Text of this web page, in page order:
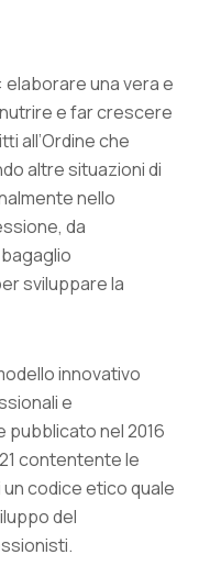
elaborare una vera e
e far crescere
all’Ordine che
altre situazioni di
nello
da
sviluppare la
innovativo
e
pubblicato nel 2016
contentente le
un codice etico quale
del